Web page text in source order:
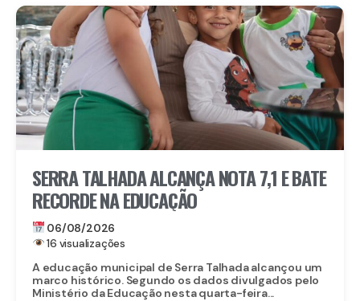
SERRA TALHADA ALCANÇA NOTA 7,1 E BATE
RECORDE NA EDUCAÇÃO
06/08/2026
16 visualizações
A educação municipal de Serra Talhada alcançou um
marco histórico. Segundo os dados divulgados pelo
Ministério da Educação nesta quarta-feira...